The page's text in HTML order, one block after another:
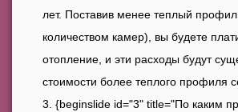
лет. Поставив менее теплый
количеством камер), вы будете
отопление, и эти расходы будут
стоимости более теплого профиля
{beginslide id="3" title="По каким